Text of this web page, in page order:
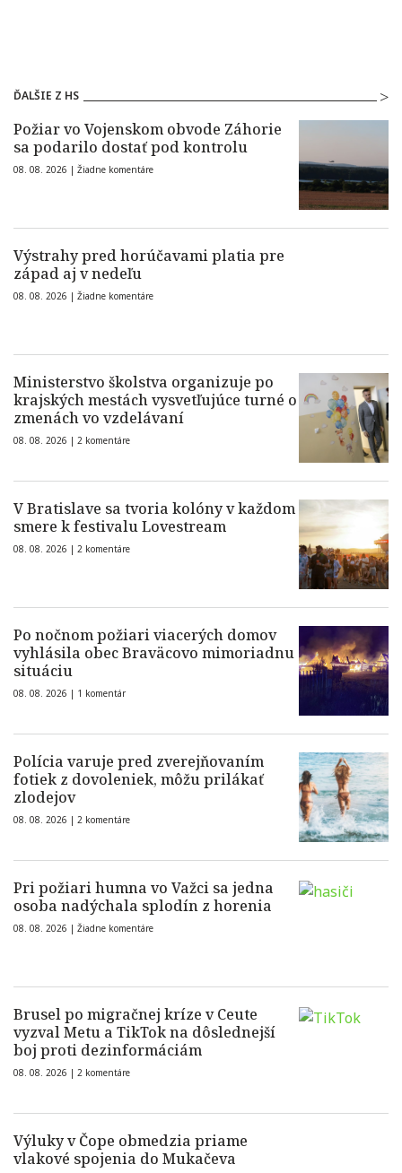
ĎALŠIE Z HS
Požiar vo Vojenskom obvode Záhorie
sa podarilo dostať pod kontrolu
08. 08. 2026 | Žiadne komentáre
Výstrahy pred horúčavami platia pre
západ aj v nedeľu
08. 08. 2026 | Žiadne komentáre
Ministerstvo školstva organizuje po
krajských mestách vysvetľujúce turné o
zmenách vo vzdelávaní
08. 08. 2026 | 2 komentáre
V Bratislave sa tvoria kolóny v každom
smere k festivalu Lovestream
08. 08. 2026 | 2 komentáre
Po nočnom požiari viacerých domov
vyhlásila obec Braväcovo mimoriadnu
situáciu
08. 08. 2026 | 1 komentár
Polícia varuje pred zverejňovaním
fotiek z dovoleniek, môžu prilákať
zlodejov
08. 08. 2026 | 2 komentáre
Pri požiari humna vo Važci sa jedna
osoba nadýchala splodín z horenia
08. 08. 2026 | Žiadne komentáre
Brusel po migračnej kríze v Ceute
vyzval Metu a TikTok na dôslednejší
boj proti dezinformáciám
08. 08. 2026 | 2 komentáre
Výluky v Čope obmedzia priame
vlakové spojenia do Mukačeva